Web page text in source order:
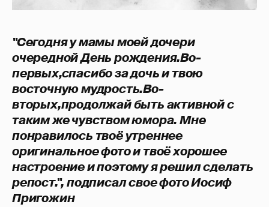
"Сегодня у мамы моей дочери
очередной День рождения.Во-
первых,спасибо за дочь и твою
восточную мудрость.Во-
вторых,продолжай быть активной с
таким же чувством юмора. Мне
понравилось твоё утреннее
оригинальное фото и твоё хорошее
настроение и поэтому я решил сделать
репост.", подписал свое фото Иосиф
Пригожин